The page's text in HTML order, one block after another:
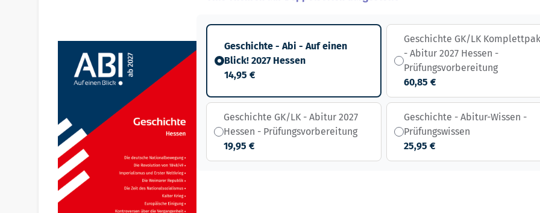
Geschichte - Abi - Auf einen
Blick! 2027 Hessen
14,95 €
Geschichte GK/LK
- Abitur 2027 Hessen -
Prüfungsvorbereitung
60,85 €
Geschichte GK/LK - Abitur 2027
Hessen - Prüfungsvorbereitung
19,95 €
Geschichte - Abitur-Wissen -
Prüfungswissen
25,95 €